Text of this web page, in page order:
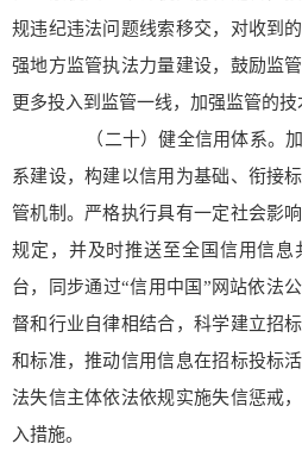
规违纪违法问题线索移交，对收到
强地方监管执法力量建设，鼓励监
更多投入到监管一线，加强监管的技
（二十）健全信用体系。加
系建设，构建以信用为基础、衔接
管机制。严格执行具有一定社会影
规定，并及时推送至全国信用信
台，同步通过“信用中国”网站依法
督和行业自律相结合，科学建立招
和标准，推动信用信息在招标投标
法失信主体依法依规实施失信惩戒
入措施。